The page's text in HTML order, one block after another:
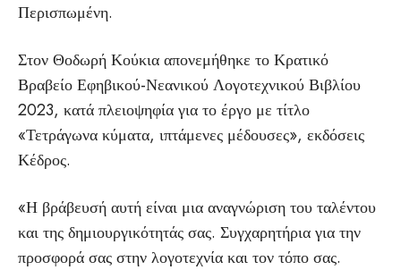
Περισπωμένη.
Στον Θοδωρή Κούκια απονεμήθηκε το Κρατικό
Βραβείο Εφηβικού-Νεανικού Λογοτεχνικού Βιβλίου
2023, κατά πλειοψηφία για το έργο με τίτλο
«Τετράγωνα κύματα, ιπτάμενες μέδουσες», εκδόσεις
Κέδρος.
«Η βράβευσή αυτή είναι μια αναγνώριση του ταλέντου
και της δημιουργικότητάς σας. Συγχαρητήρια για την
προσφορά σας στην λογοτεχνία και τον τόπο σας.